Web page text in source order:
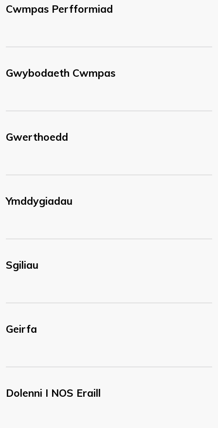
Cwmpas Perfformiad
Gwybodaeth Cwmpas
Gwerthoedd
Ymddygiadau
Sgiliau
Geirfa
Dolenni I NOS Eraill